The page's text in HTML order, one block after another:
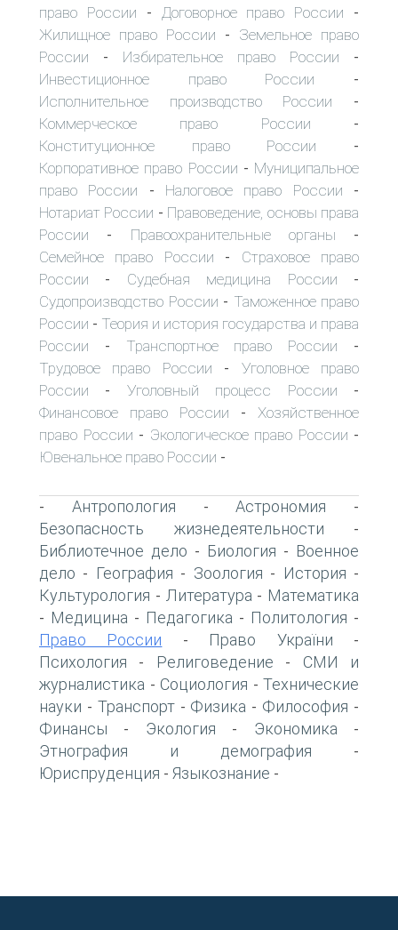
право России - Договорное право России -
Жилищное право России - Земельное право
России - Избирательное право России -
Инвестиционное право России -
Исполнительное производство России -
Коммерческое право России -
Конституционное право России -
Корпоративное право России - Муниципальное
право России - Налоговое право России -
Нотариат России - Правоведение, основы права
России - Правоохранительные органы -
Семейное право России - Страховое право
России - Судебная медицина России -
Судопроизводство России - Таможенное право
России - Теория и история государства и права
России - Транспортное право России -
Трудовое право России - Уголовное право
России - Уголовный процесс России -
Финансовое право России - Хозяйственное
право России - Экологическое право России -
Ювенальное право России -
- Антропология -Астрономия -
Безопасность жизнедеятельности -
Библиотечное дело - Биология - Военное
дело - География - Зоология - История -
Культурология - Литература - Математика
- Медицина - Педагогика - Политология -
Право России - Право України -
Психология - Религоведение - СМИ и
журналистика - Социология - Технические
науки - Транспорт- Физика - Философия -
Финансы - Экология - Экономика -
Этнография и демография -
Юриспруденция - Языкознание -